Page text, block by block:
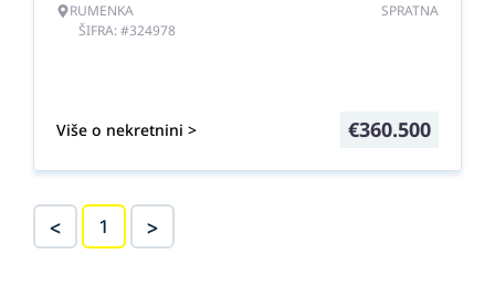
RUMENKA
ŠIFRA: #324978
SPRATNA
Više o nekretnini > €360.500
< 1 >